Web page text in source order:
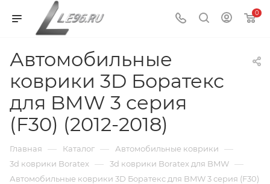
0
Автомобильные
коврики 3D Боратекс
для BMW 3 серия
(F30) (2012-2018)
Главная — Каталог — Автомобильные коврики —
3d коврики Boratex — 3d коврики Boratex для BMW —
Автомобильные коврики 3D Боратекс для BMW 3 серия (F30)